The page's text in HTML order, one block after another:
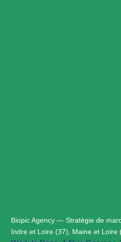
Biopic Agency — Stratégie de
Indre et Loire (37), Maine et Loire